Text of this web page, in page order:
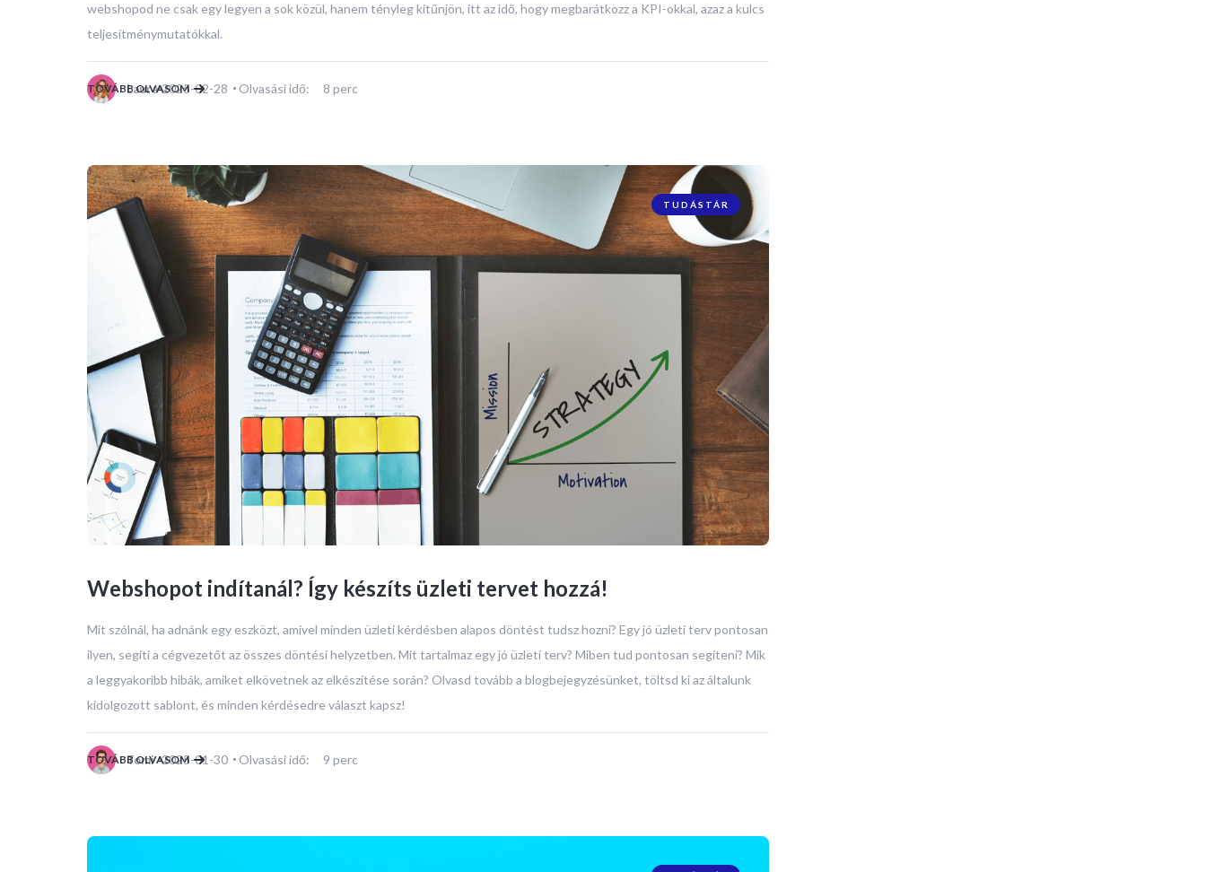
webshopod ne csak egy legyen a sok közül, hanem tényleg kitűnjön, itt az idő, hogy megbarátkozz a KPI-okkal, azaz a kulcs
teljesítménymutatókkal.
Laura 2025-02-28 Olvasási idő: 8 perc
TOVÁBB OLVASOM
TUDÁSTÁR
Webshopot indítanál? Így készíts üzleti tervet hozzá!
Mit szólnál, ha adnánk egy eszközt, amivel minden üzleti kérdésben alapos döntést tudsz hozni? Egy jó üzleti terv pontosan
ilyen, segíti a cégvezetőt az összes döntési helyzetben. Mit tartalmaz egy jó üzleti terv? Miben tud pontosan segíteni? Mik
a leggyakoribb hibák, amiket elkövetnek az elkészítése során? Olvasd tovább a blogbejegyzésünket, töltsd ki az általunk
kidolgozott sablont, és minden kérdésedre választ kapsz!
Tomi 2025-01-30 Olvasási idő: 9 perc
TOVÁBB OLVASOM